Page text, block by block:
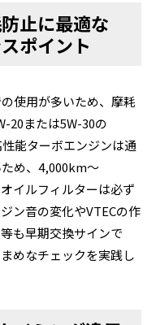
止に最適な
ポイント
使用が多いため、摩耗
20または5W-30の
能ターボエンジンは通
め、4,000km～
イルフィルターは必ず
ン音の変化やVTECの作
も早期交換サインで
めなチェックを実践し